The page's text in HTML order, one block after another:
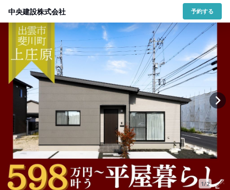
中央建設株式会社 予約する
1/2